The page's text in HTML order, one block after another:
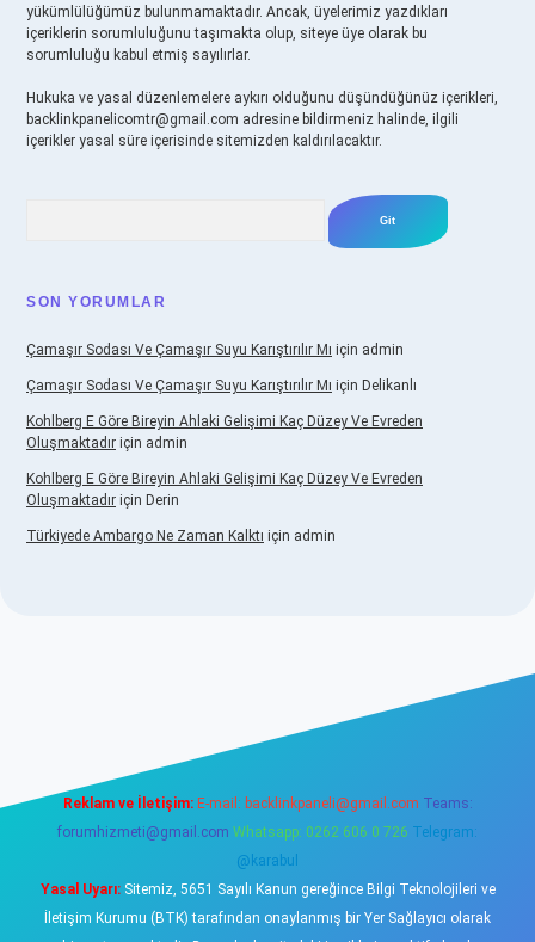
yükümlülüğümüz bulunmamaktadır. Ancak, üyelerimiz yazdıkları
içeriklerin sorumluluğunu taşımakta olup, siteye üye olarak bu
sorumluluğu kabul etmiş sayılırlar.
Hukuka ve yasal düzenlemelere aykırı olduğunu düşündüğünüz içerikleri,
backlinkpanelicomtr@gmail.com adresine bildirmeniz halinde, ilgili
içerikler yasal süre içerisinde sitemizden kaldırılacaktır.
SON YORUMLAR
Çamaşır Sodası Ve Çamaşır Suyu Karıştırılır Mı için admin
Çamaşır Sodası Ve Çamaşır Suyu Karıştırılır Mı için Delikanlı
Kohlberg E Göre Bireyin Ahlaki Gelişimi Kaç Düzey Ve Evreden
Oluşmaktadır için admin
Kohlberg E Göre Bireyin Ahlaki Gelişimi Kaç Düzey Ve Evreden
Oluşmaktadır için Derin
Türkiyede Ambargo Ne Zaman Kalktı için admin
Reklam ve İletişim: E-mail: backlinkpaneli@gmail.com Teams:
forumhizmeti@gmail.com Whatsapp: 0262 606 0 726 Telegram:
@karabul
Yasal Uyarı:Sitemiz, 5651 Sayılı Kanun gereğince Bilgi Teknolojileri ve
İletişim Kurumu (BTK) tarafından onaylanmış bir Yer Sağlayıcı olarak